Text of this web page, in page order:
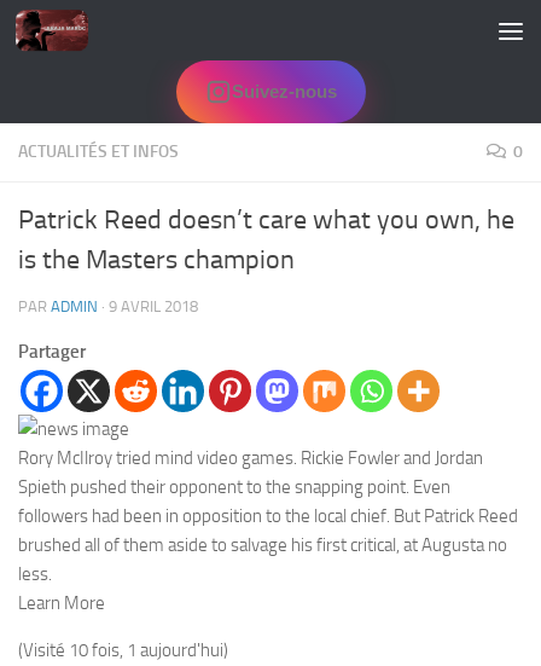
Skip to content
Suivez-nous
ACTUALITÉS ET INFOS 0
Patrick Reed doesn’t care what you own, he
is the Masters champion
PAR ADMIN · 9 AVRIL 2018
Partager
Rory McIlroy tried mind video games. Rickie Fowler and Jordan
Spieth pushed their opponent to the snapping point. Even
followers had been in opposition to the local chief. But Patrick Reed
brushed all of them aside to salvage his first critical, at Augusta no
less.
Learn More
(Visité 10 fois, 1 aujourd'hui)